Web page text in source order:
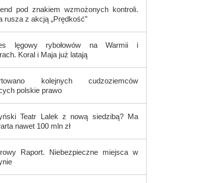
pod znakiem wzmożonych kontroli.
rusza z akcją „Prędkość”
lęgowy rybołowów na Warmii i
Koral i Maja już latają
kolejnych cudzoziemców
polskie prawo
Teatr Lalek z nową siedzibą? Ma
nawet 100 mln zł
Raport. Niebezpieczne miejsca w